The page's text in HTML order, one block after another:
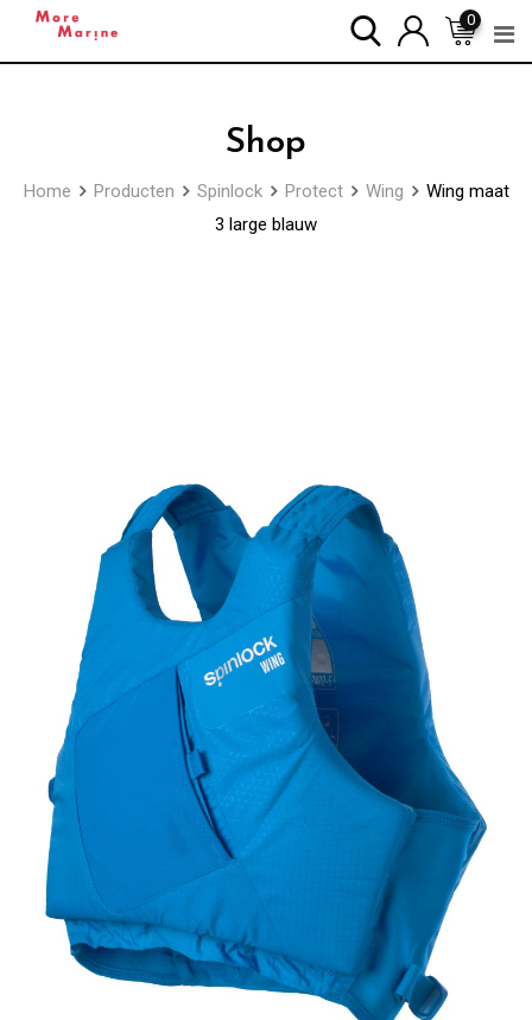
0
Shop
Home Producten Spinlock Protect Wing
Wing maat
3 large blauw